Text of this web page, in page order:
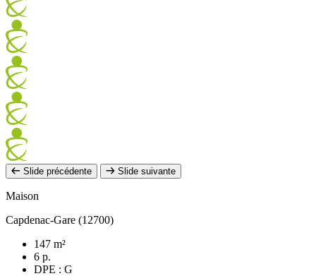
Slide précédente Slide suivante
Maison
Capdenac-Gare (12700)
147 m²
6 p.
DPE : G